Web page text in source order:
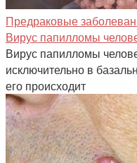
Предраковые
Вирус папилломы
Вирус папилломы
исключительно в
его происходит